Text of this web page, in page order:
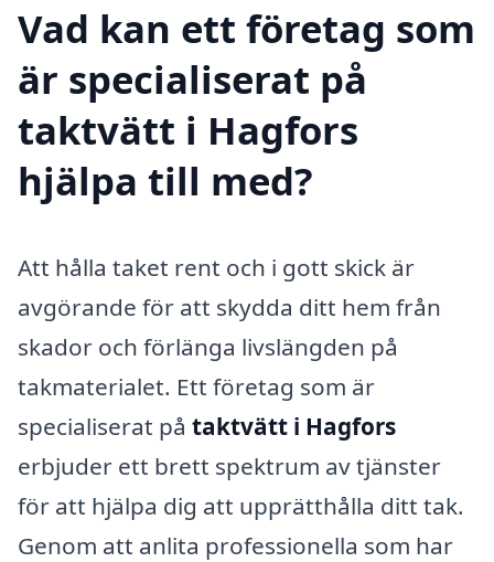
Vad kan ett företag som
är specialiserat på
taktvätt i Hagfors
hjälpa till med?
Att hålla taket rent och i gott skick är
avgörande för att skydda ditt hem från
skador och förlänga livslängden på
takmaterialet. Ett företag som är
specialiserat på taktvätt i Hagfors
erbjuder ett brett spektrum av tjänster
för att hjälpa dig att upprätthålla ditt tak.
Genom att anlita professionella som har